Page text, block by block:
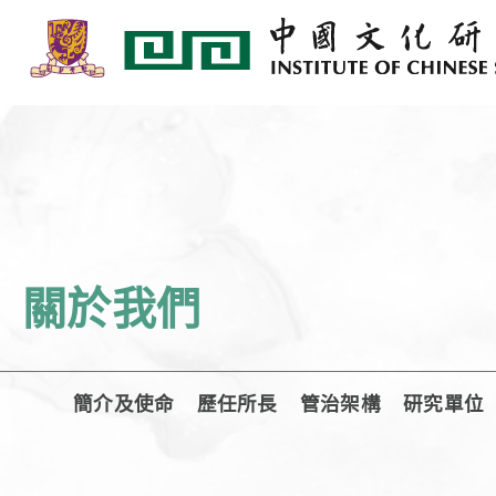
關於我們
簡介及使命 歷任所長 管治架構 研究單位